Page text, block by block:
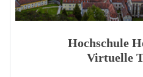
Hochschule
Virtuelle